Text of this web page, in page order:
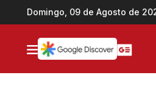
Ir direto pro conteúdo
Domingo, 09 de Agosto de